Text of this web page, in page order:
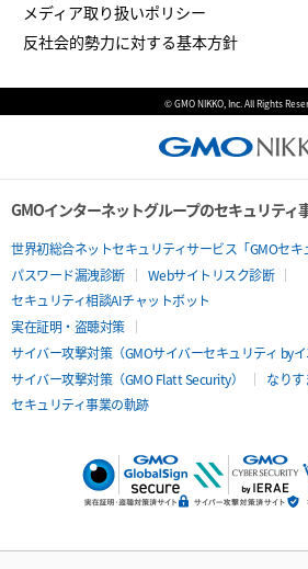
メディア取り扱いポリシー
反社会的勢力に対する基本方針
© GMO NIKKO, Inc. All Rights
GMOインターネットグループのセキュリティ
世界初総合ネットセキュリティサービス「GMOセキ
パスワード漏洩診断
Webサイトリスク診断
セキュリティ相談AIチャットボット
実在証明・盗聴対策
サイバー攻撃対策（GMOサイバーセキュリティ byイ
サイバー攻撃対策（GMO Flatt Security）
なり
セキュリティ事業の軌跡